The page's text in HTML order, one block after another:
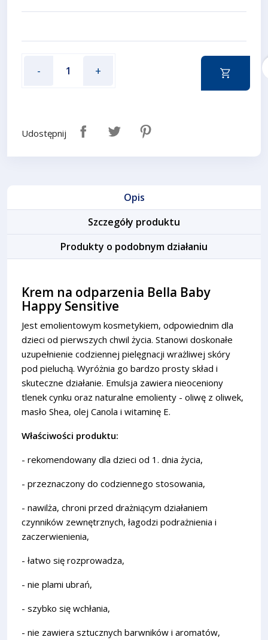
- +
Udostępnij
Opis
Szczegóły produktu
Produkty o podobnym działaniu
Krem na odparzenia Bella Baby
Happy Sensitive
Jest emolientowym kosmetykiem, odpowiednim dla
dzieci od pierwszych chwil życia. Stanowi doskonałe
uzupełnienie codziennej pielęgnacji wrażliwej skóry
pod pieluchą. Wyróżnia go bardzo prosty skład i
skuteczne działanie. Emulsja zawiera nieoceniony
tlenek cynku oraz naturalne emolienty - oliwę z oliwek,
masło Shea, olej Canola i witaminę E.
Właściwości produktu:
- rekomendowany dla dzieci od 1. dnia życia,
- przeznaczony do codziennego stosowania,
- nawilża, chroni przed drażniącym działaniem
czynników zewnętrznych, łagodzi podrażnienia i
zaczerwienienia,
- łatwo się rozprowadza,
- nie plami ubrań,
- szybko się wchłania,
- nie zawiera sztucznych barwników i aromatów,